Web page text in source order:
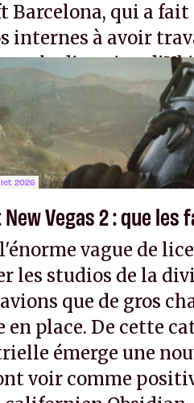
Barcelona, qui a
internes à avoir
la direction
2026
Vegas 2 : que
vague de
les studios de la
que de gros
en place. De cette
émerge une
voir comme